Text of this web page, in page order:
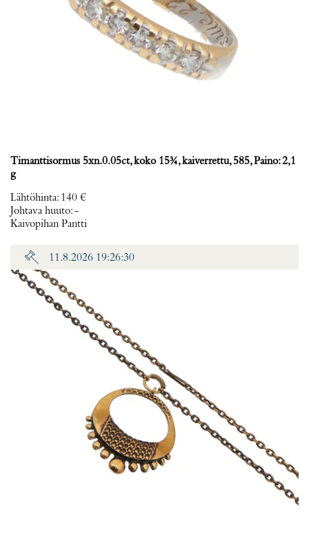
Timanttisormus 5xn.0.05ct, koko 15¾, kaiverrettu, 585, Paino: 2,1
g
Lähtöhinta: 140 €
Johtava huuto:-
Kaivopihan Pantti
11.8.2026 19:26:30